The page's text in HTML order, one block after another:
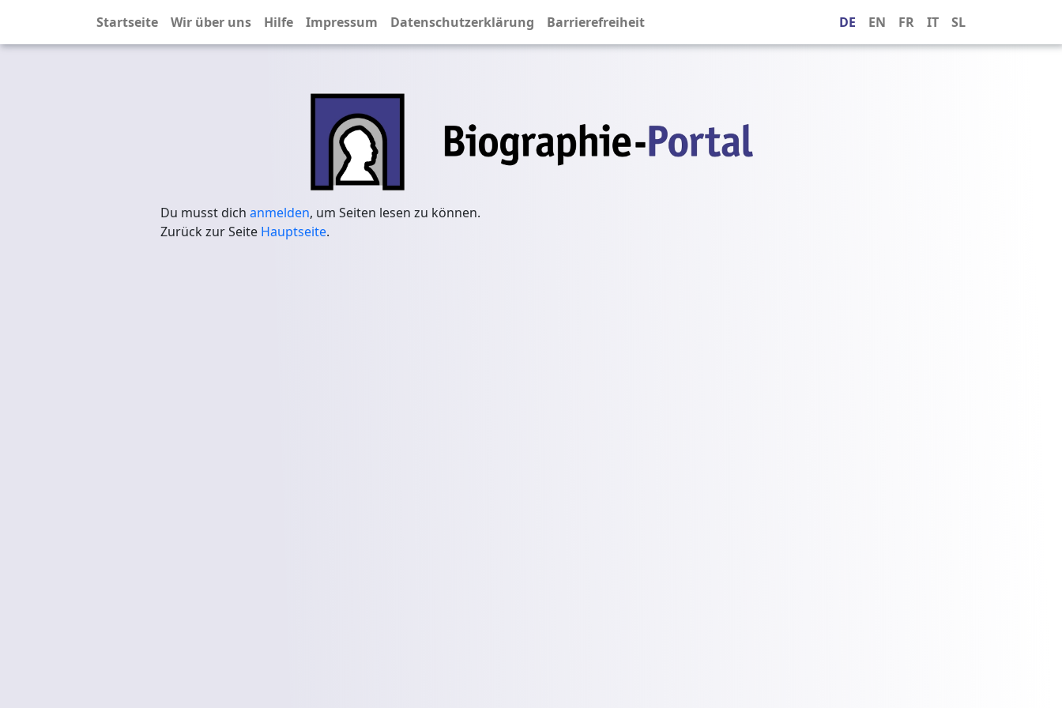
Startseite Wir über uns Hilfe Impressum Datenschutzerklärung Barrierefreiheit DE EN FR IT SL
Du musst dich anmelden, um Seiten lesen zu können.
Zurück zur Seite Hauptseite.